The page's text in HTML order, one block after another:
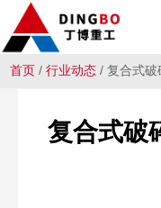
首页 /行业动态 / 复合式破
复合式破